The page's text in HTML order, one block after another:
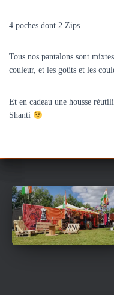
4 poches dont 2 Zips
Tous nos pantalons sont
couleur, et les goûts et les
Et en cadeau une housse
Shanti